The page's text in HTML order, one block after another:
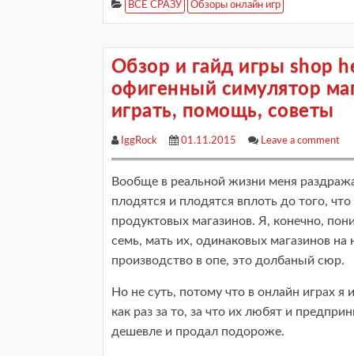
ВСЕ СРАЗУ Обзоры онлайн игр
Обзор и гайд игры shop
офигенный симулятор
играть, помощь, советы
IggRock 01.11.2015 Leave a comment
Вообще в реальной жизни меня
плодятся и плодятся вплоть до того,
продуктовых магазинов. Я, конечно,
семь, мать их, одинаковых магазинов на
производство в опе, это долбаный сюр.
Но не суть, потому что в онлайн играх
как раз за то, за что их любят и
дешевле и продал подороже.